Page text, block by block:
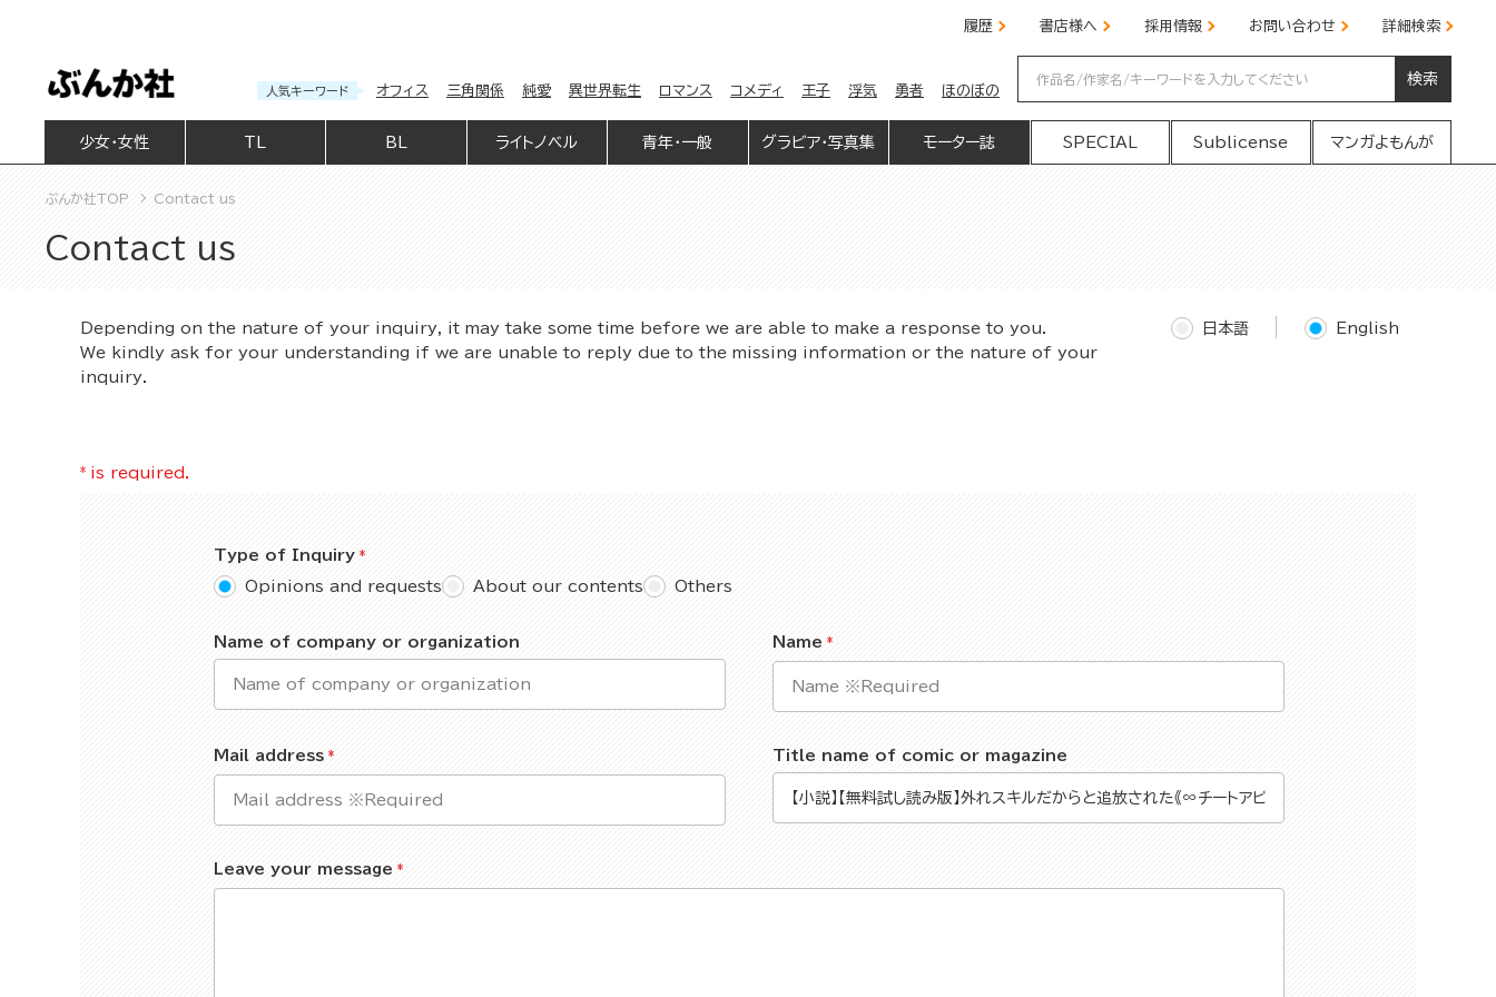
履歴 書店様へ 採用情報 お問い合わせ 詳細検索
人気キーワード オフィス 三角関係 純愛 異世界転生 ロマンス コメディ 王子 浮気 勇者 ほのぼの
検索
少女・女性 BL ライトノベル 青年・一般 グラビア・写真集 モーター誌 SPECIAL Sublicense マンガよもんが
ぶんか社TOP Contact us
Contact us
Depending on the nature of your inquiry, it may take some time before we are able to make a response to you.
We kindly ask for your understanding if we are unable to reply due to the missing information or the nature of your
inquiry.
日本語 English
* is required.
Type of Inquiry
Opinions and requests
About our contents Others
Name of company or organization Name
Mail address Title name of comic or magazine
Leave your message